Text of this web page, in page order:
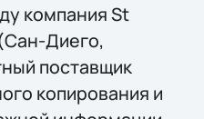
компания St
Диего,
поставщик
копирования и